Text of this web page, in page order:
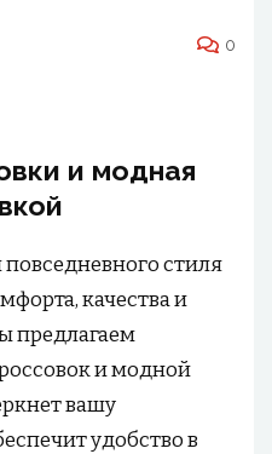
0
и модная
стиля
качества и
предлагаем
и модной
вашу
удобство в